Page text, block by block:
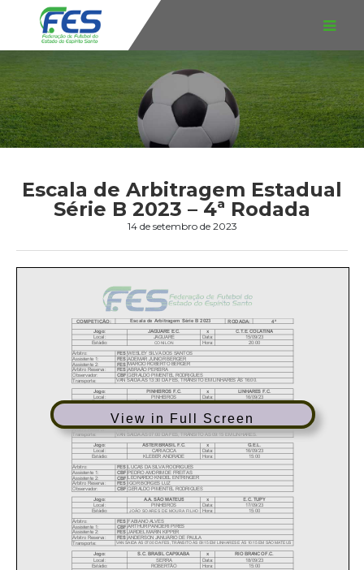
Escala de Arbitragem Estadual
Série B 2023 – 4ª Rodada
14 de setembro de 2023
View in Full Screen